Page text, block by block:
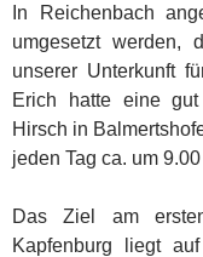
In Reichenbach
umgesetzt werden,
unserer Unterkunft
Erich hatte eine
Hirsch in
jeden Tag ca. um
Das Ziel am
Kapfenburg liegt